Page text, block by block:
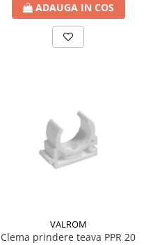
ADAUGA IN COS
VALROM
Clema prindere teava PPR 20